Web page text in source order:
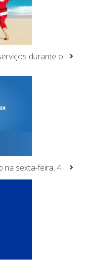
durante o
na sexta-feira, 4